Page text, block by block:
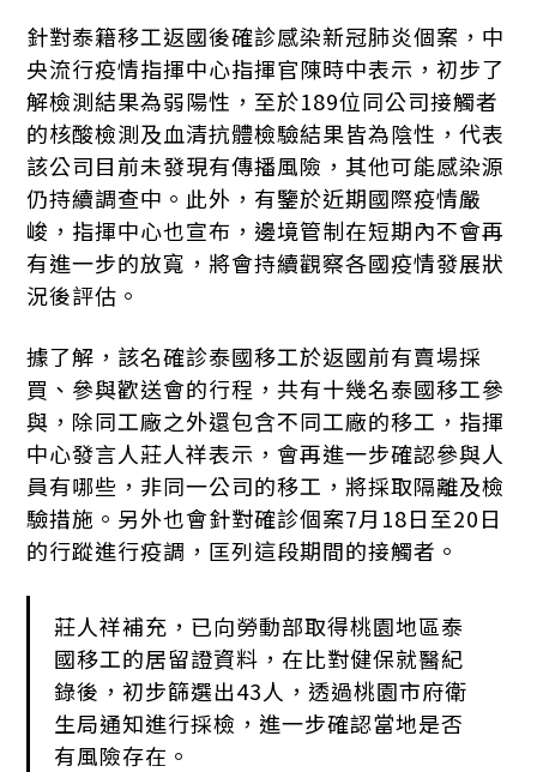
針對泰籍移工返國後確診感染新冠肺炎個案，中
央流行疫情指揮中心指揮官陳時中表示，初步了
解檢測結果為弱陽性，至於189位同公司接觸者
的核酸檢測及血清抗體檢驗結果皆為陰性，代表
該公司目前未發現有傳播風險，其他可能感染源
仍持續調查中。此外，有鑒於近期國際疫情嚴
峻，指揮中心也宣布，邊境管制在短期內不會再
有進一步的放寬，將會持續觀察各國疫情發展狀
況後評估。
據了解，該名確診泰國移工於返國前有賣場採
買、參與歡送會的行程，共有十幾名泰國移工參
與，除同工廠之外還包含不同工廠的移工，指揮
中心發言人莊人祥表示，會再進一步確認參與人
員有哪些，非同一公司的移工，將採取隔離及檢
驗措施。另外也會針對確診個案7月18日至20日
的行蹤進行疫調，匡列這段期間的接觸者。
莊人祥補充，已向勞動部取得桃園地區泰
國移工的居留證資料，在比對健保就醫紀
錄後，初步篩選出43人，透過桃園市府衛
生局通知進行採檢，進一步確認當地是否
有風險存在。